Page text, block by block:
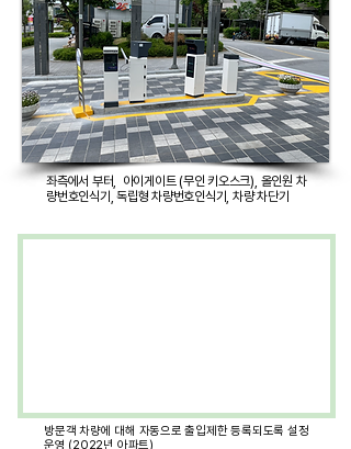
좌측에서 부터, 아이게이트 (무인 키오스크), 올인원 차
량번호인식기, 독립형 차량번호인식기, 차량 차단기
방문객 차량에 대해 자동으로 출입제한 등록되도록 설정
운영 (2022년 아파트)